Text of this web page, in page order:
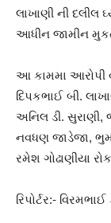
લાખાણી ની દલીલ
આધીન જામીન
આ કામમા આરોપી
દિપકભાઈ બી.
અનિલ ડી. સુરાણી,
નવધણ જાડેજા, ભુમી
રમેશ ગોઢાણીયા
રિપોર્ટર:-